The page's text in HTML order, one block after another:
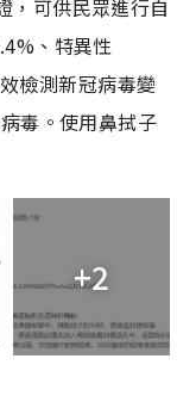
，可供民眾進行自
、特異性
檢測新冠病毒變
毒。使用鼻拭子
+2